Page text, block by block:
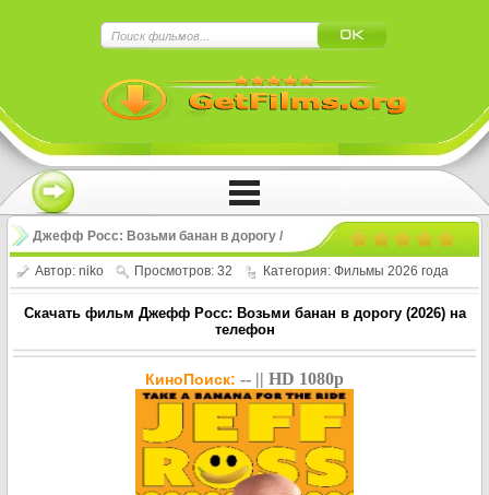
Джефф Росс: Возьми банан в дорогу /
Jeff Ross: Take a Banana for the Ride
(2026)
Автор: niko Просмотров: 32 Категория: Фильмы 2026 года
Скачать фильм Джефф Росс: Возьми банан в дорогу (2026) на
телефон
КиноПоиск: -- || HD 1080p
Нажмите на
!!!Если Вы с телефона сперва нажмите на
троеточие в правом верхнем углу!!!